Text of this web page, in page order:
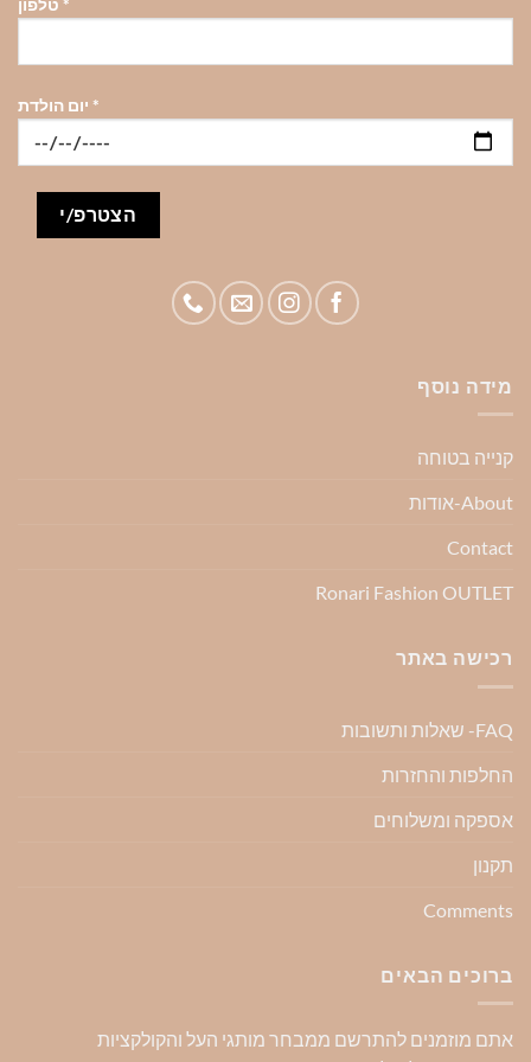
*
מידה נוסף
קנייה בטוחה
About-אודות
Contact
Ronari Fashion OUTLET
רכישה באתר
FAQ- שאלות ותשובות
החלפות והחזרות
אספקה ומשלוחים
תקנון
Comments
ברוכים הבאים
אתם מוזמנים להתרשם ממבחר מותגי העל והקולקציות